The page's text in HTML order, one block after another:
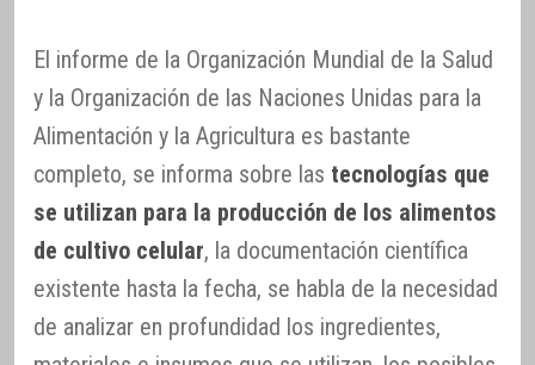
El informe de la Organización Mundial de la Salud
y la Organización de las Naciones Unidas para la
Alimentación y la Agricultura es bastante
completo, se informa sobre las tecnologías que
se utilizan para la producción de los alimentos
de cultivo celular, la documentación científica
existente hasta la fecha, se habla de la necesidad
de analizar en profundidad los ingredientes,